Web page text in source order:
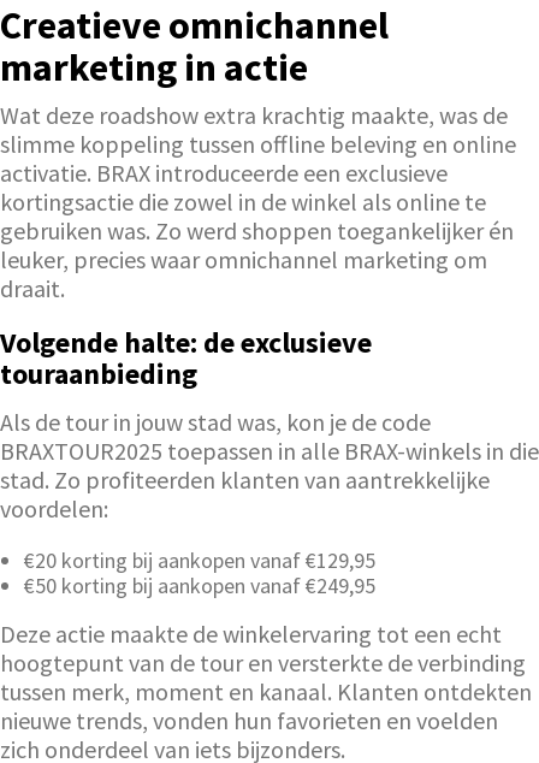
Creatieve omnichannel
marketing in actie
Wat deze roadshow extra krachtig maakte, was de
slimme koppeling tussen offline beleving en online
activatie. BRAX introduceerde een exclusieve
kortingsactie die zowel in de winkel als online te
gebruiken was. Zo werd shoppen toegankelijker én
leuker, precies waar omnichannel marketing om
draait.
Volgende halte: de exclusieve
touraanbieding
Als de tour in jouw stad was, kon je de code
BRAXTOUR2025 toepassen in alle BRAX-winkels in die
stad. Zo profiteerden klanten van aantrekkelijke
voordelen:
€20 korting bij aankopen vanaf €129,95
€50 korting bij aankopen vanaf €249,95
Deze actie maakte de winkelervaring tot een echt
hoogtepunt van de tour en versterkte de verbinding
tussen merk, moment en kanaal. Klanten ontdekten
nieuwe trends, vonden hun favorieten en voelden
zich onderdeel van iets bijzonders.